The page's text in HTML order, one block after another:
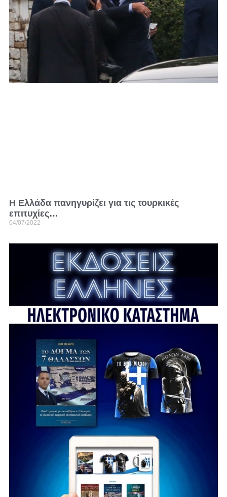
Η Ελλάδα πανηγυρίζει για τις τουρκικές
επιτυχίες…
04/07/2022